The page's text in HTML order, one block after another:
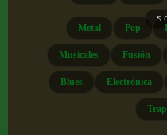
Metal Pop
Musicales Fusión
Blues Electrónica
Trap